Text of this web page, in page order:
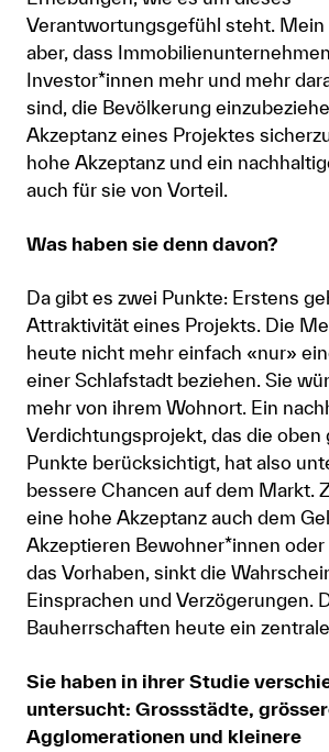
Verantwortungsgefühl steht. Mein
aber, dass
Investor*innen mehr und mehr
sind, die Bevölkerung
Akzeptanz eines Projektes
hohe Akzeptanz und ein
auch für sie von Vorteil.
Was haben sie denn davon?
Da gibt es zwei Punkte: Erstens
Attraktivität eines Projekts. Die
heute nicht mehr einfach «nur»
einer Schlafstadt beziehen. Sie
mehr von ihrem Wohnort. Ein
Verdichtungsprojekt, das die oben
Punkte berücksichtigt, hat also
bessere Chancen auf dem Markt.
eine hohe Akzeptanz auch dem
Akzeptieren Bewohner*innen
das Vorhaben, sinkt die
Einsprachen und Verzögerungen.
Bauherrschaften heute ein
Sie haben in ihrer Studie
untersucht: Grossstädte,
Agglomerationen und kleinere